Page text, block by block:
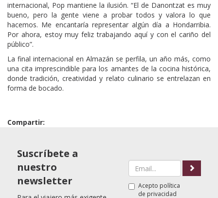
internacional, Pop mantiene la ilusión. “El de Danontzat es muy
bueno, pero la gente viene a probar todos y valora lo que
hacemos. Me encantaría representar algún día a Hondarribia.
Por ahora, estoy muy feliz trabajando aquí y con el cariño del
público”.
La final internacional en Almazán se perfila, un año más, como
una cita imprescindible para los amantes de la cocina histórica,
donde tradición, creatividad y relato culinario se entrelazan en
forma de bocado.
Compartir:
Suscríbete a
nuestro
newsletter
Acepto política
de privacidad